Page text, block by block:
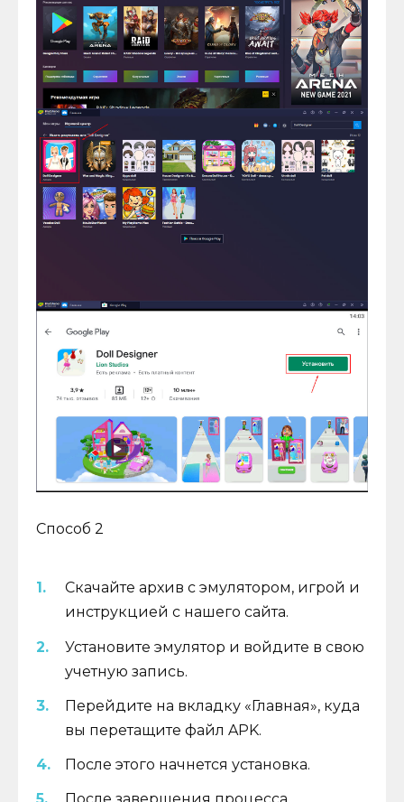
Способ 2
Скачайте архив с эмулятором, игрой и
инструкцией с нашего сайта.
Установите эмулятор и войдите в свою
учетную запись.
Перейдите на вкладку «Главная», куда
вы перетащите файл APK.
После этого начнется установка.